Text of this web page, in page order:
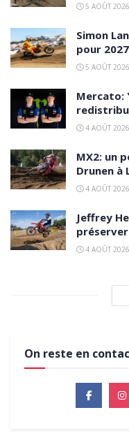
5 AOÛT 2026
Simon
pour 2027
5 AOÛT 2026
Mercato:
4 AOÛT 2026
MX2: un
Drunen à
4 AOÛT 2026
Jeffrey
4 AOÛT 2026
On reste en